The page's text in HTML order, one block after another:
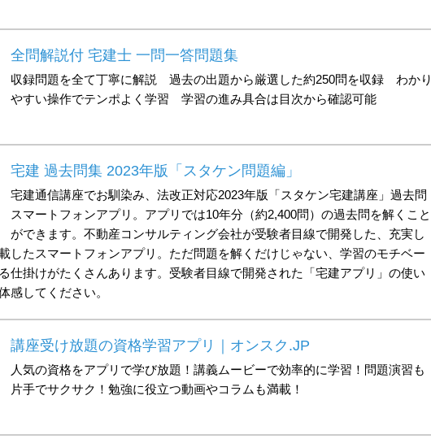
全問解説付 宅建士 一問一答問題集
収録問題を全て丁寧に解説 過去の出題から厳選した約250問を収録 わかり
やすい操作でテンポよく学習 学習の進み具合は目次から確認可能
宅建 過去問集 2023年版「スタケン問題編」
宅建通信講座でお馴染み、法改正対応2023年版「スタケン宅建講座」過去問
スマートフォンアプリ。アプリでは10年分（約2,400問）の過去問を解くこと
ができます。不動産コンサルティング会社が受験者目線で開発した、充実し
したスマートフォンアプリ。ただ問題を解くだけじゃない、学習のモチベー
仕掛けがたくさんあります。受験者目線で開発された「宅建アプリ」の使い
感してください。
講座受け放題の資格学習アプリ｜オンスク.JP
人気の資格をアプリで学び放題！講義ムービーで効率的に学習！問題演習も
片手でサクサク！勉強に役立つ動画やコラムも満載！